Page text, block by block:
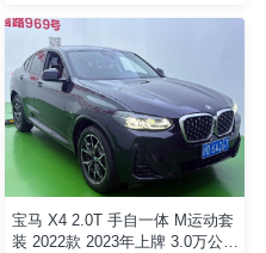
宝马 X4 2.0T 手自一体 M运动套
装 2022款 2023年上牌 3.0万公里